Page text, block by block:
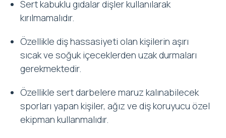
Sert kabuklu gıdalar dişler kullanılarak
kırılmamalıdır.
Özellikle diş hassasiyeti olan kişilerin aşırı
sıcak ve soğuk içeceklerden uzak durmaları
gerekmektedir.
Özellikle sert darbelere maruz kalınabilecek
sporları yapan kişiler, ağız ve diş koruyucu özel
ekipman kullanmalıdır.